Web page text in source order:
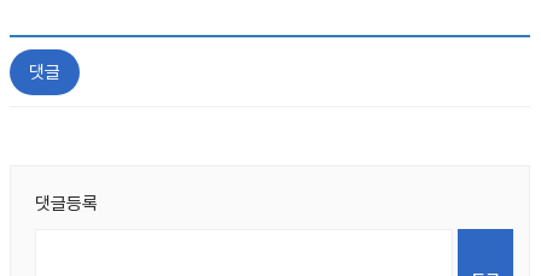
댓글
댓글등록